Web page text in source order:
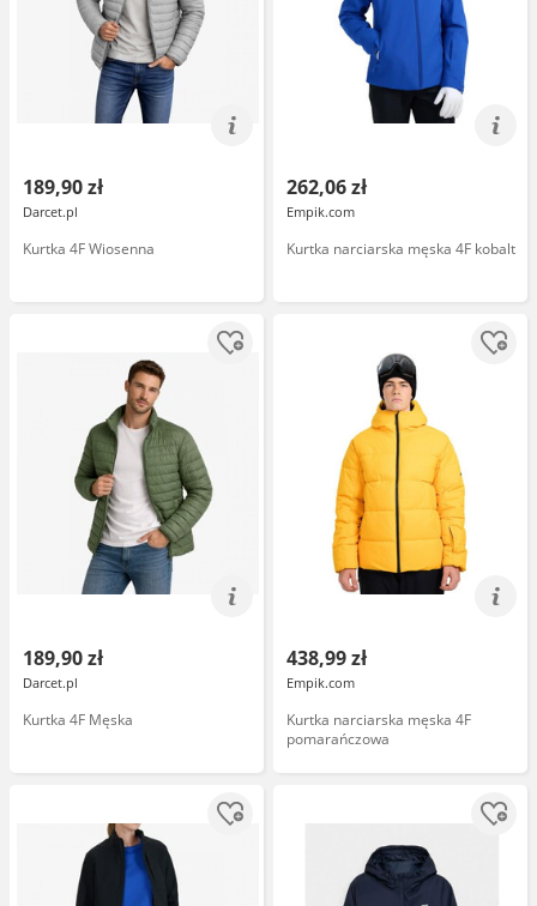
189,90 zł
Darcet.pl
Kurtka 4F Wiosenna
262,06 zł
Empik.com
Kurtka narciarska męska 4F kobalt
189,90 zł
Darcet.pl
Kurtka 4F Męska
438,99 zł
Empik.com
Kurtka narciarska męska 4F
pomarańczowa